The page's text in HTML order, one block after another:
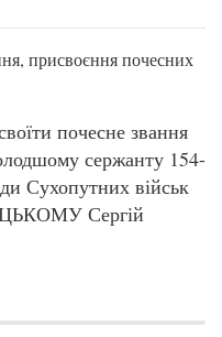
присвоєння почесних
почесне звання
сержанту 154-
Сухопутних військ
Сергій